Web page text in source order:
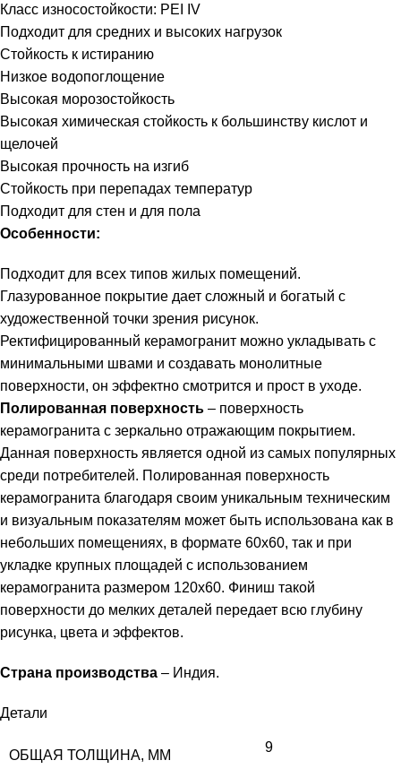
Класс износостойкости: PEI IV
Подходит для средних и высоких нагрузок
Стойкость к истиранию
Низкое водопоглощение
Высокая морозостойкость
Высокая химическая стойкость к большинству кислот и
щелочей
Высокая прочность на изгиб
Стойкость при перепадах температур
Подходит для стен и для пола
Особенности:
Подходит для всех типов жилых помещений.
Глазурованное покрытие дает сложный и богатый с
художественной точки зрения рисунок.
Ректифицированный керамогранит можно укладывать с
минимальными швами и создавать монолитные
поверхности, он эффектно смотрится и прост в уходе.
Полированная поверхность – поверхность
керамогранита с зеркально отражающим покрытием.
Данная поверхность является одной из самых популярных
среди потребителей. Полированная поверхность
керамогранита благодаря своим уникальным техническим
и визуальным показателям может быть использована как в
небольших помещениях, в формате 60х60, так и при
укладке крупных площадей с использованием
керамогранита размером 120х60. Финиш такой
поверхности до мелких деталей передает всю глубину
рисунка, цвета и эффектов.
Страна производства – Индия.
Детали
ОБЩАЯ ТОЛЩИНА, ММ
9